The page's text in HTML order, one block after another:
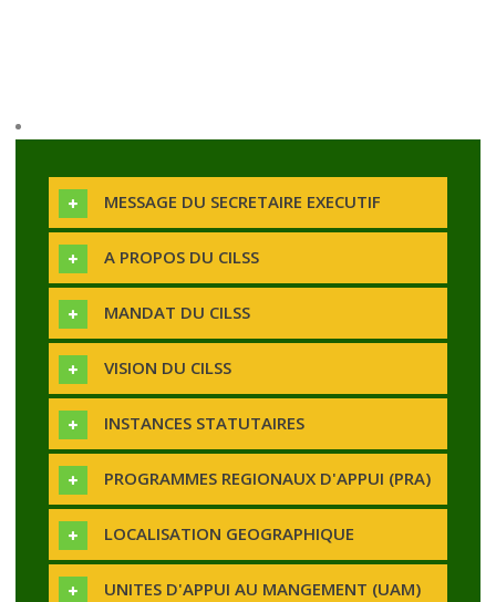
MESSAGE DU SECRETAIRE EXECUTIF
A PROPOS DU CILSS
MANDAT DU CILSS
VISION DU CILSS
INSTANCES STATUTAIRES
PROGRAMMES REGIONAUX D'APPUI (PRA)
LOCALISATION GEOGRAPHIQUE
UNITES D'APPUI AU MANGEMENT (UAM)